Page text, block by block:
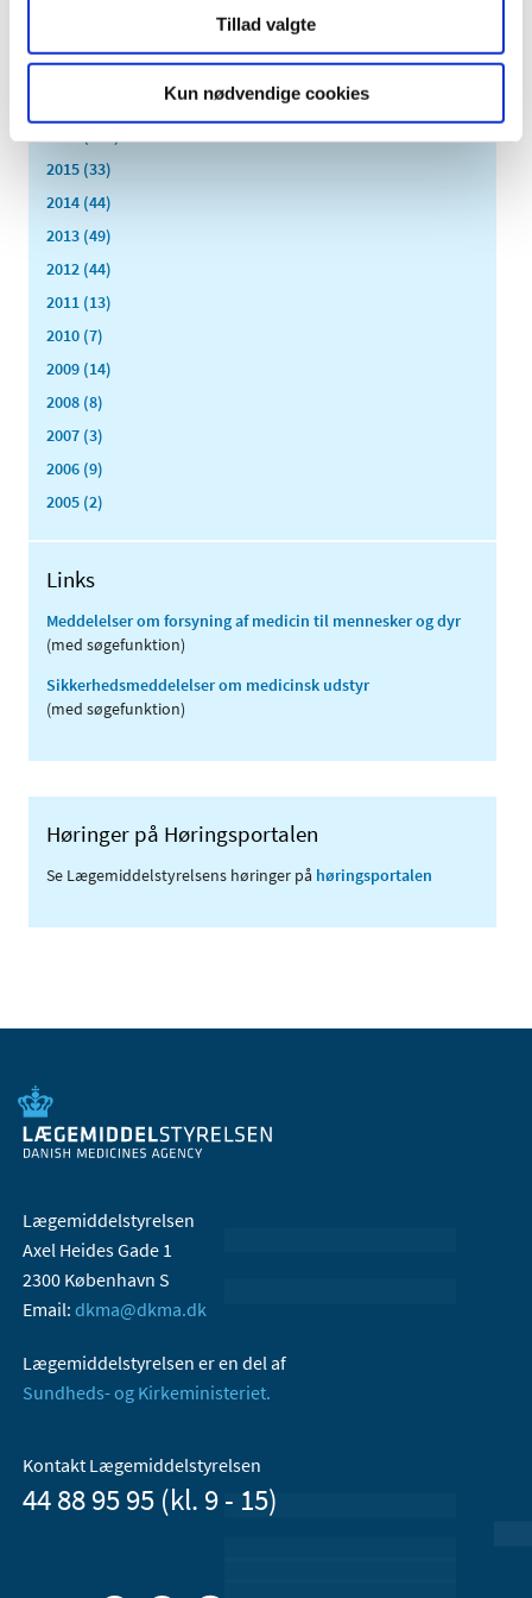
Tillad valgte
Kun nødvendige cookies
2018 (150)
2015 (33)
2014 (44)
2013 (49)
2012 (44)
2011 (13)
2010 (7)
2009 (14)
2008 (8)
2007 (3)
2006 (9)
2005 (2)
Links
Meddelelser om forsyning af medicin til mennesker og dyr
(med søgefunktion)
Sikkerhedsmeddelelser om medicinsk udstyr
(med søgefunktion)
Høringer på Høringsportalen
Se Lægemiddelstyrelsens høringer på høringsportalen
Lægemiddelstyrelsen
Axel Heides Gade 1
2300 København S
Email: dkma@dkma.dk
Lægemiddelstyrelsen er en del af
Sundheds- og Kirkeministeriet.
Kontakt Lægemiddelstyrelsen
44 88 95 95 (kl. 9 - 15)